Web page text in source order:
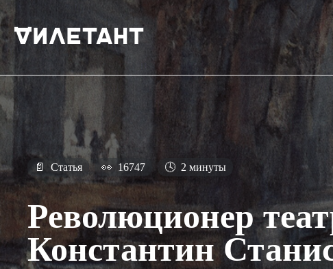
📄 Статья 👀 16747 🕓 2 минуты
Революционер
Константин